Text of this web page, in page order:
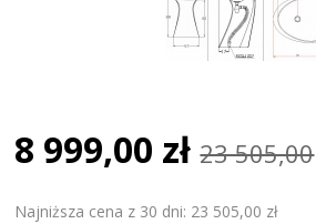
8 999,00 zł 23 505,00
Najniższa cena z 30 dni: 23 505,00 zł